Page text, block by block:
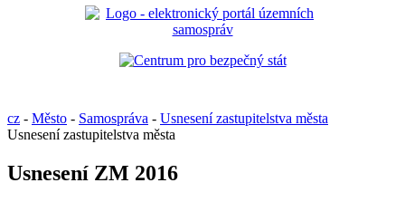
cz - Město - Samospráva - Usnesení zastupitelstva města
Usnesení zastupitelstva města
Usnesení ZM 2016